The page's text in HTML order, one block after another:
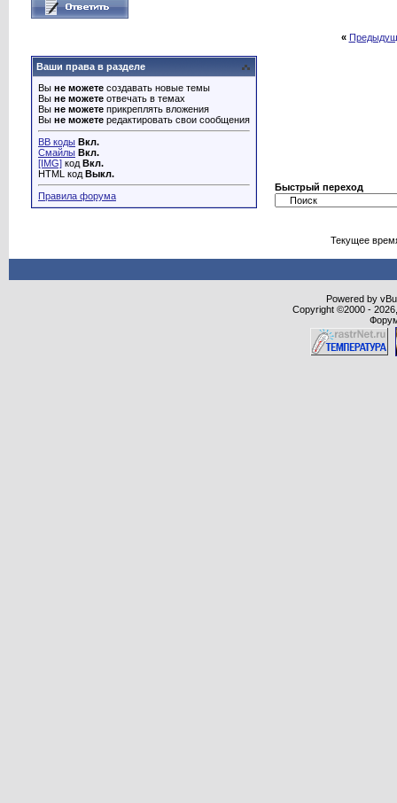
«
Ваши права в разделе
Вы не можете создавать новые темы
Вы не можете отвечать в темах
Вы не можете прикреплять вложения
Вы не можете редактировать свои сообщения
BB коды Вкл.
Смайлы Вкл.
[IMG] код Вкл.
HTML код Выкл.
Правила форума
Быстрый переход
Текущее
Powered by
Copyright ©2000 -